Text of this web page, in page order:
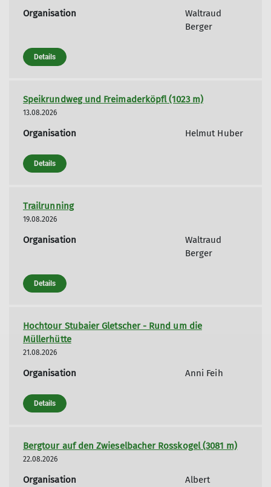
Organisation
Waltraud
Berger
Details
Speikrundweg und Freimaderköpfl (1023 m)
13.08.2026
Organisation Helmut Huber
Details
Trailrunning
19.08.2026
Organisation
Waltraud
Berger
Details
Hochtour Stubaier Gletscher - Rund um die
Müllerhütte
21.08.2026
Organisation Anni Feih
Details
Bergtour auf den Zwieselbacher Rosskogel (3081 m)
22.08.2026
Organisation
Albert